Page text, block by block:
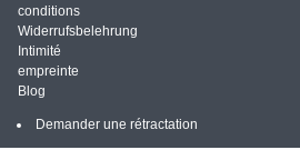
conditions
Widerrufsbelehrung
Intimité
empreinte
Blog
Demander une rétractation